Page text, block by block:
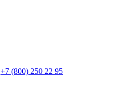
+7 (800) 250 22 95